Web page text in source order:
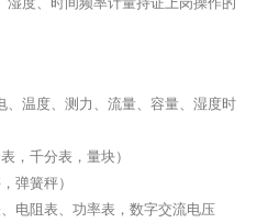
温度、测力、流量、容量、湿度时
，千分表，量块）
弹簧秤）
电阻表、功率表，数字交流电压